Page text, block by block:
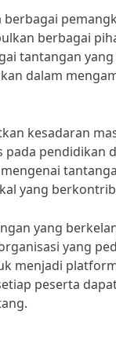
berbagai
tantangan
dalam
kesadaran
pendidikan
yang
yang
yang
menjadi
peserta